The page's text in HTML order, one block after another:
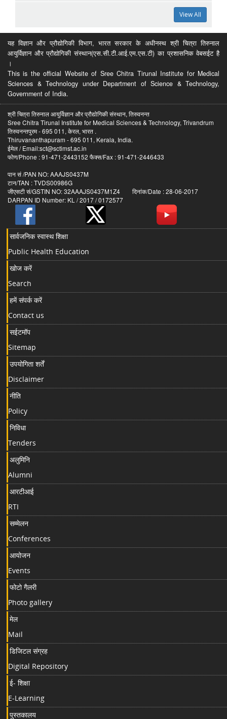
View All
यह विज्ञान और प्रौद्योगिकी विभाग, भारत सरकार के अधीनस्थ श्री चित्रा तिरुनाल
आयुर्विज्ञान और प्रौद्योगिकी संस्थान(एस.सी.टी.आई.एम.एस.टी) का प्रशासनिक वेबसईट है
।
This is the official Website of Sree Chitra Tirunal Institute for Medical
Sciences & Technology under Department of Science & Technology,
Government of India.
श्री चित्रा तिरुनाल आयुर्विज्ञान और प्रौद्योगिकी संस्थान, तिरुवनन्त
Sree Chitra Tirunal Institute for Medical Sciences & Technology, Trivandrum
तिरुवनन्तपुरम - 695 011, केरल, भारत .
Thiruvananthapuram - 695 011, Kerala, India.
ईमेल / Email:sct@sctimst.ac.in
फोण/Phone : 91-471-2443152 फैक्स/Fax : 91-471-2446433
पान सं /PAN NO: AAAJS0437M
टान/TAN : TVDS00986G
जीएसटी सं/GSTIN NO: 32AAAJS0437M1Z4 दिनांक/Date : 28-06-2017
DARPAN ID Number: KL / 2017 / 0172577
सार्वजनिक स्वास्थ शिक्षा
Public Health Education
खोज करें
Search
हमें संपर्क करें
Contact us
सईटमॉप
Sitemap
उपयोगिता शर्तें
Disclaimer
नीति
Policy
निविधा
Tenders
अलुमिनि
Alumni
आरटीआई
RTI
सम्मेलन
Conferences
आयोजन
Events
फोटो गैलरी
Photo gallery
मेल
Mail
डिजिटल संग्रह
Digital Repository
ई- शिक्षा
E-Learning
पुस्तकालय